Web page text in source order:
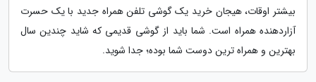
بیشتر اوقات، هیجان خرید یک گوشی تلفن همراه جدید با یک حسرت
آزاردهنده همراه است. شما باید از گوشی قدیمی که شاید چندین سال
بهترین و همراه ترین دوست شما بوده؛ جدا شوید.